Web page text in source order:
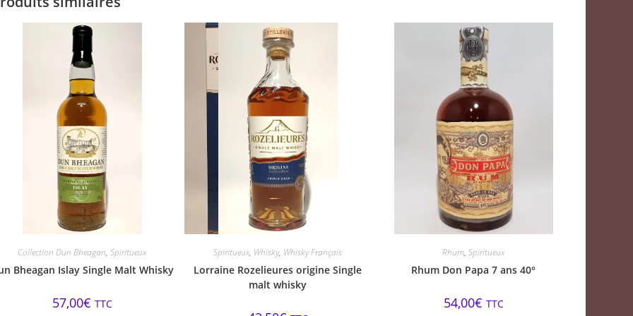
Collection Dun Bheagan,Spiritueux
Bheagan Islay Single Malt Whisky
57,00€ TTC
Spiritueux, Whisky, Whisky Français
Lorraine Rozelieures origine Single
malt whisky
Rhum,Spiritueux
Rhum Don Papa 7 ans 40°
54,00€ TTC